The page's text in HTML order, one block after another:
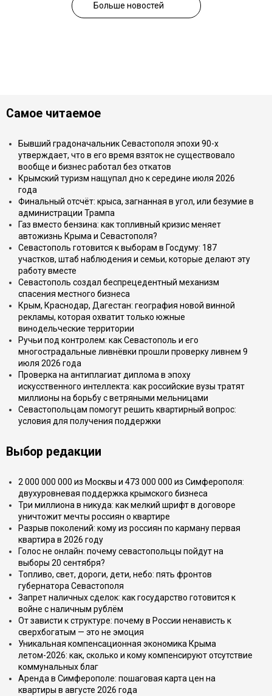
Больше новостей
Самое читаемое
Бывший градоначальник Севастополя эпохи 90-х
утверждает, что в его время взяток не существовало
вообще и бизнес работал без откатов
Крымский туризм нащупал дно к середине июля 2026
года
Финальный отсчёт: крыса, загнанная в угол, или безумие в
администрации Трампа
Газ вместо бензина: как топливный кризис меняет
автожизнь Крыма и Севастополя?
Севастополь готовится к выборам в Госдуму: 187
участков, штаб наблюдения и семьи, которые делают эту
работу вместе
Севастополь создал беспрецедентный механизм
спасения местного бизнеса
Крым, Краснодар, Дагестан: география новой винной
рекламы, которая охватит только южные
винодельческие территории
Ручьи под контролем: как Севастополь и его
многострадальные ливнёвки прошли проверку ливнем 9
июля 2026 года
Проверка на антиплагиат диплома в эпоху
искусственного интеллекта: как российские вузы тратят
миллионы на борьбу с ветряными мельницами
Севастопольцам помогут решить квартирный вопрос:
условия для получения поддержки
Выбор редакции
2 000 000 000 из Москвы и 473 000 000 из Симферополя:
двухуровневая поддержка крымского бизнеса
Три миллиона в никуда: как мелкий шрифт в договоре
уничтожит мечты россиян о квартире
Разрыв поколений: кому из россиян по карману первая
квартира в 2026 году
Голос не онлайн: почему севастопольцы пойдут на
выборы 20 сентября?
Топливо, свет, дороги, дети, небо: пять фронтов
губернатора Севастополя
Запрет наличных сделок: как государство готовится к
войне с наличным рублём
От зависти к структуре: почему в России ненависть к
сверхбогатым — это не эмоция
Уникальная компенсационная экономика Крыма
летом-2026: как, сколько и кому компенсируют отсутствие
коммунальных благ
Аренда в Симферополе: пошаговая карта цен на
квартиры в августе 2026 года